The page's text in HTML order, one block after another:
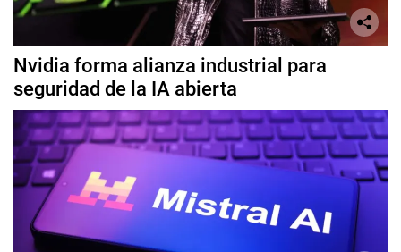
Nvidia forma alianza industrial para
seguridad de la IA abierta